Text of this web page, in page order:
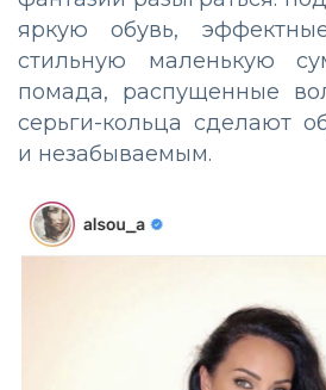
яркую обувь,
стильную маленькую
помада, распущенные
серьги-кольца сделают
и незабываемым.